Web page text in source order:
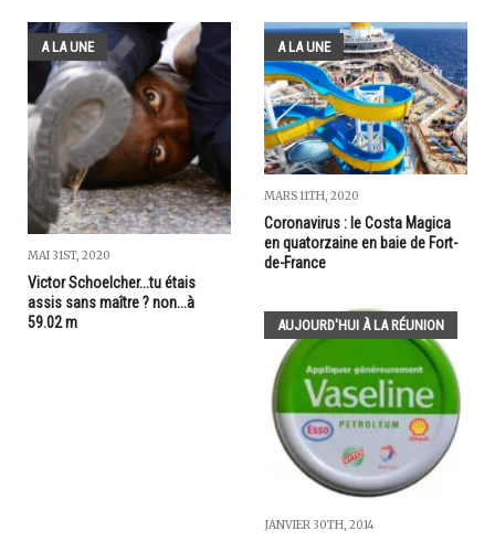
A LA UNE
MAI 31ST, 2020
Victor Schoelcher...tu étais
assis sans maître ? non...à
59.02 m
A LA UNE
MARS 11TH, 2020
Coronavirus : le Costa Magica
en quatorzaine en baie de Fort-
de-France
AUJOURD'HUI À LA RÉUNION
JANVIER 30TH, 2014